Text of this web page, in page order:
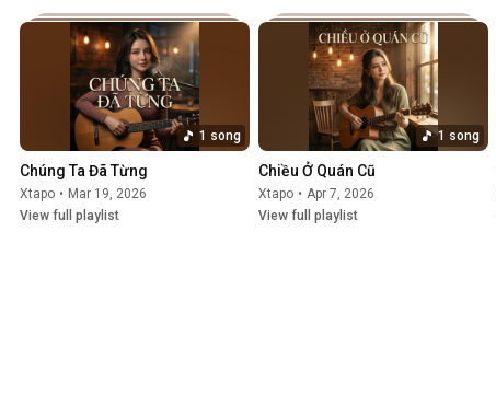
1 song
Chúng Ta Đã Từng
Xtapo • Mar 19, 2026
View full playlist
1 song
Chiều Ở Quán Cũ
Xtapo • Apr 7, 2026
View full playlist